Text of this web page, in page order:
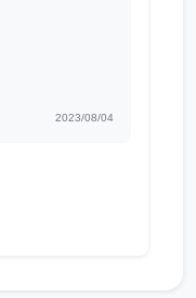
2023/08/04